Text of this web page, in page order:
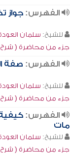
الفهرس: جواز
للشيخ: سلمان
جزء من محاضرة ( شرح
الفهرس: صفة
للشيخ: سلمان
جزء من محاضرة ( شرح
الفهرس:
مات
للشيخ: سلمان
جزء من محاضرة ( شرح